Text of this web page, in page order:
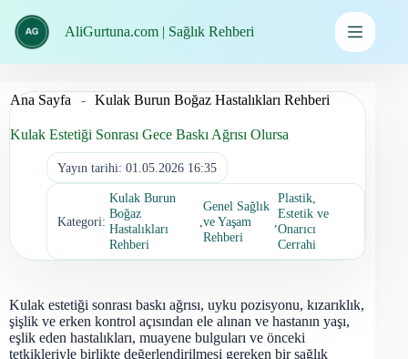
geç
AliGurtuna.com | Sağlık Rehberi
Ana Sayfa - Kulak Burun Boğaz Hastalıkları Rehberi
Kulak Estetiği Sonrası Gece Baskı Ağrısı Olursa
Yayın tarihi: 01.05.2026 16:35
Kategori:
Kulak Burun
Boğaz
Hastalıkları
Rehberi
,
Genel Sağlık
ve Yaşam
Rehberi
Plastik,
Estetik ve
Onarıcı
Cerrahi
Kulak estetiği sonrası baskı ağrısı, uyku pozisyonu, kızarıklık,
şişlik ve erken kontrol açısından ele alınan ve hastanın yaşı,
eşlik eden hastalıkları, muayene bulguları ve önceki
tetkikleriyle birlikte değerlendirilmesi gereken bir sağlık